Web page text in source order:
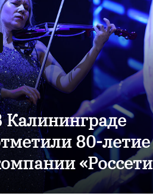
Калининграде
80-летие
«Россети